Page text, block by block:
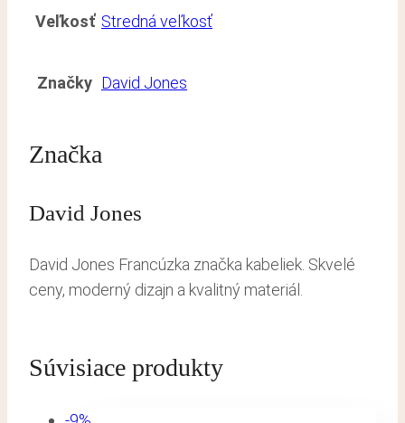
Veľkosť Stredná veľkosť
Značky David Jones
Značka
David Jones
David Jones Francúzka značka kabeliek. Skvelé
ceny, moderný dizajn a kvalitný materiál.
Súvisiace produkty